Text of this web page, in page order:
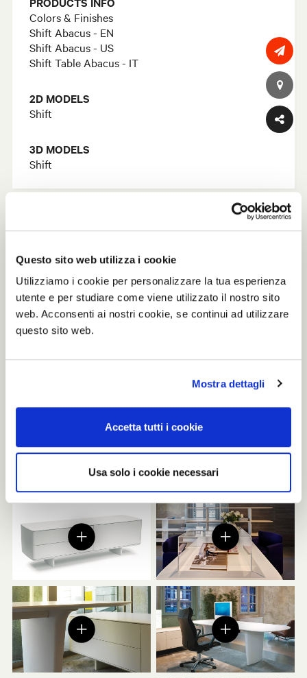
Questo sito web utilizza i cookie
Utilizziamo i cookie per personalizzare la tua esperienza
utente e per studiare come viene utilizzato il nostro sito
web. Acconsenti ai nostri cookie, se continui ad utilizzare
questo sito web.
Mostra dettagli
Accetta tutti i cookie
Usa solo i cookie necessari
Colors & Finishes
Shift Abacus - EN
Shift Abacus - US
Shift Table Abacus - IT
2D MODELS
Shift
3D MODELS
Shift